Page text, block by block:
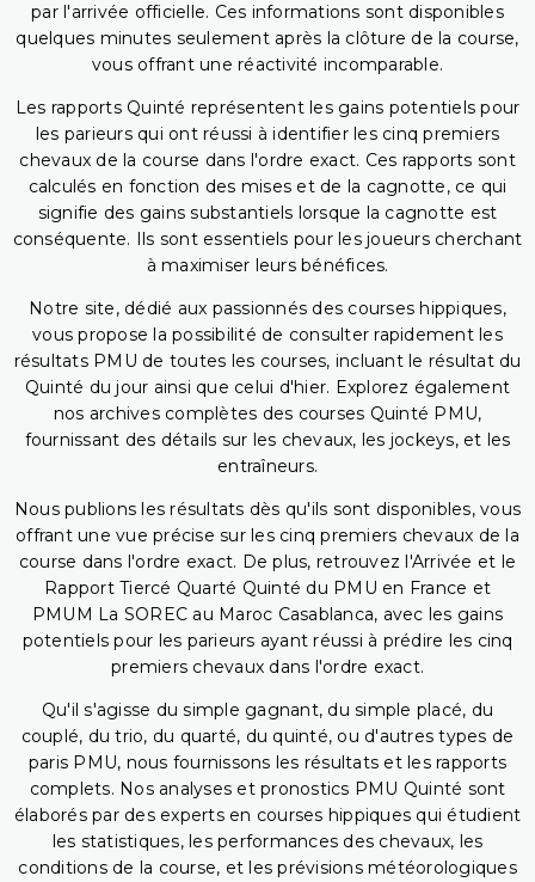
par l'arrivée officielle. Ces informations sont disponibles
quelques minutes seulement après la clôture de la course,
vous offrant une réactivité incomparable.
Les rapports Quinté représentent les gains potentiels pour
les parieurs qui ont réussi à identifier les cinq premiers
chevaux de la course dans l'ordre exact. Ces rapports sont
calculés en fonction des mises et de la cagnotte, ce qui
signifie des gains substantiels lorsque la cagnotte est
conséquente. Ils sont essentiels pour les joueurs cherchant
à maximiser leurs bénéfices.
Notre site, dédié aux passionnés des courses hippiques,
vous propose la possibilité de consulter rapidement les
résultats PMU de toutes les courses, incluant le résultat du
Quinté du jour ainsi que celui d'hier. Explorez également
nos archives complètes des courses Quinté PMU,
fournissant des détails sur les chevaux, les jockeys, et les
entraîneurs.
Nous publions les résultats dès qu'ils sont disponibles, vous
offrant une vue précise sur les cinq premiers chevaux de la
course dans l'ordre exact. De plus, retrouvez l'Arrivée et le
Rapport Tiercé Quarté Quinté du PMU en France et
PMUM La SOREC au Maroc Casablanca, avec les gains
potentiels pour les parieurs ayant réussi à prédire les cinq
premiers chevaux dans l'ordre exact.
Qu'il s'agisse du simple gagnant, du simple placé, du
couplé, du trio, du quarté, du quinté, ou d'autres types de
paris PMU, nous fournissons les résultats et les rapports
complets. Nos analyses et pronostics PMU Quinté sont
élaborés par des experts en courses hippiques qui étudient
les statistiques, les performances des chevaux, les
conditions de la course, et les prévisions météorologiques